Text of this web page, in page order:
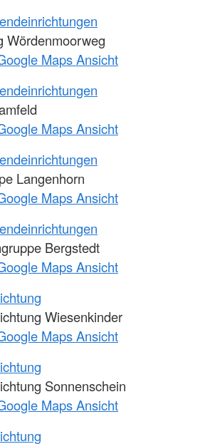
Wördenmoorweg
Maps Ansicht
Maps Ansicht
Langenhorn
Maps Ansicht
Bergstedt
Maps Ansicht
Wiesenkinder
Maps Ansicht
Sonnenschein
Maps Ansicht